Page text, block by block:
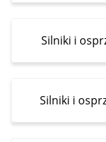
Silniki i
Silniki i